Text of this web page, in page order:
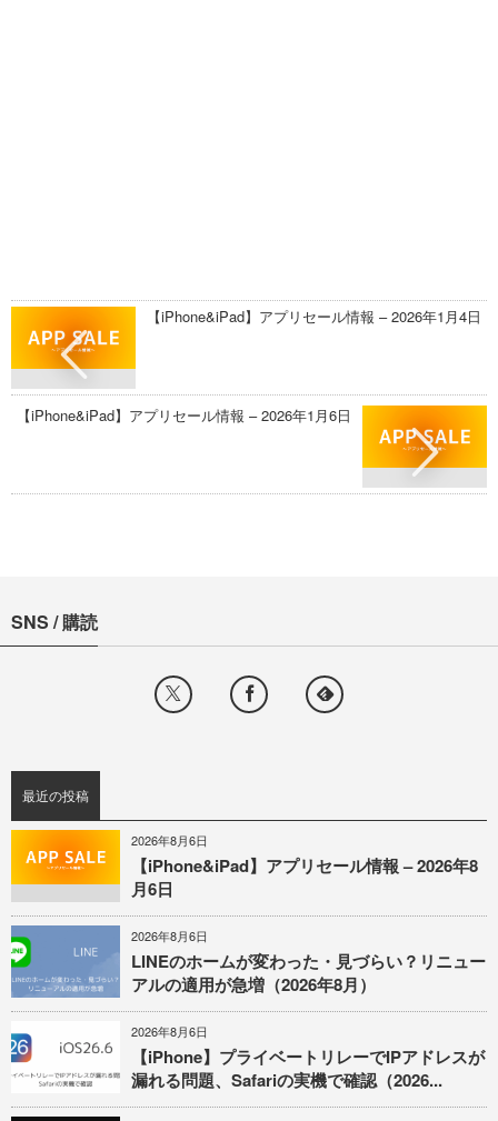
【iPhone&iPad】アプリセール情報 – 2026年1月4日
【iPhone&iPad】アプリセール情報 – 2026年1月6日
SNS / 購読
最近の投稿
2026年8月6日
【iPhone&iPad】アプリセール情報 – 2026年8
月6日
2026年8月6日
LINEのホームが変わった・見づらい？リニュー
アルの適用が急増（2026年8月）
2026年8月6日
【iPhone】プライベートリレーでIPアドレスが
漏れる問題、Safariの実機で確認（2026...